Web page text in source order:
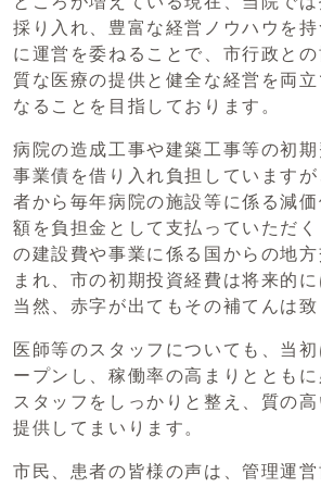
採り入れ、豊富な経営ノウハウを
に運営を委ねることで、市行政と
質な医療の提供と健全な経営を両
なることを目指しております。
病院の造成工事や建築工事等の初
事業債を借り入れ負担しています
者から毎年病院の施設等に係る減
額を負担金として支払っていただ
の建設費や事業に係る国からの地
まれ、市の初期投資経費は将来的に
当然、赤字が出てもその補てんは致
医師等のスタッフについても、当
ープンし、稼働率の高まりととも
スタッフをしっかりと整え、質の
提供してまいります。
市民、患者の皆様の声は、管理運